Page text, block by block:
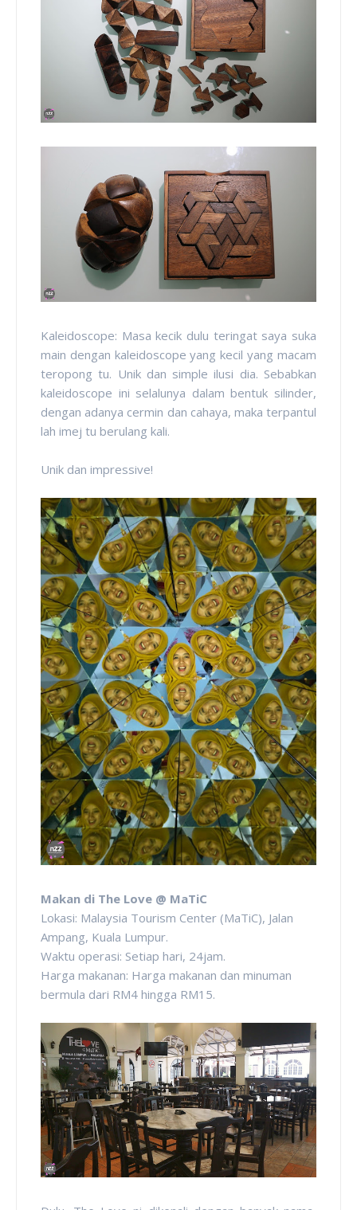
Kaleidoscope: Masa kecik dulu teringat saya suka
main dengan kaleidoscope yang kecil yang macam
teropong tu. Unik dan simple ilusi dia. Sebabkan
kaleidoscope ini selalunya dalam bentuk silinder,
dengan adanya cermin dan cahaya, maka terpantul
lah imej tu berulang kali.
Unik dan impressive!
Makan di The Love @ MaTiC
Lokasi: Malaysia Tourism Center (MaTiC), Jalan
Ampang, Kuala Lumpur.
Waktu operasi: Setiap hari, 24jam.
Harga makanan: Harga makanan dan minuman
bermula dari RM4 hingga RM15.